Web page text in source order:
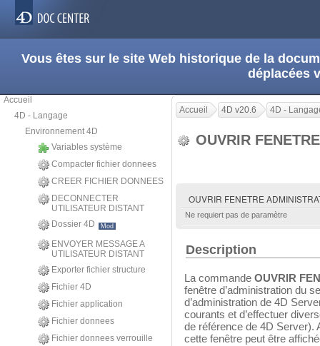
Vous êtes sur le site Web historique de la
déplacées
Accueil
4D - Langage
Environnement 4D
Variables système
Compacter fichier donnees
CREER FICHIER DONNEES
DECONNECTER
UTILISATEUR DISTANT
Dossier 4D
Mod
ENVOYER MESSAGE A
UTILISATEUR DISTANT
Exporter fichier structure
Fichier 4D
Fichier application
Fichier donnees
Fichier donnees verrouille
Accueil 4D v20.6 4D -
OUVRIR
OUVRIR FENETRE
Ne requiert pas de paramètre
Description
La commande OUVRIR
fenêtre d’administration du
d’administration de 4D
courants et d’effectuer
de référence de 4D Server).
cette fenêtre peut être